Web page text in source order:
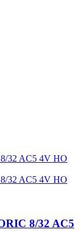
8/32 AC5